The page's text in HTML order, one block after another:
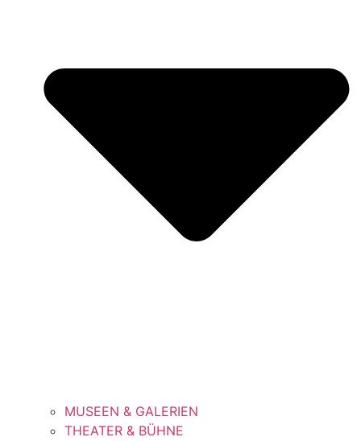
MUSEEN & GALERIEN
THEATER & BÜHNE